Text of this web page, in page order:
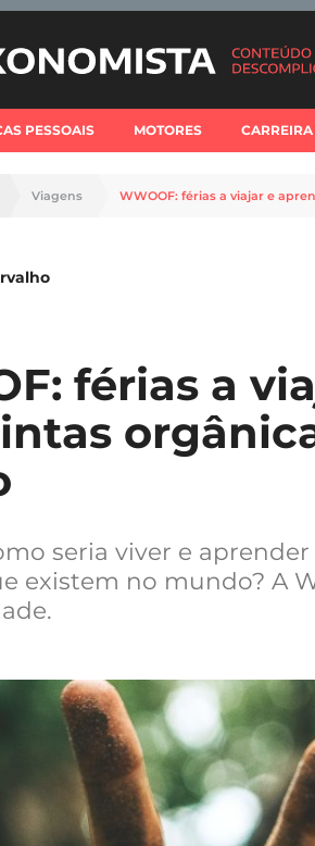
PESSOAIS MOTORES CARREIRA
Viagens WWOOF: férias a viajar e
férias a
seria viver e
existem no mundo? A